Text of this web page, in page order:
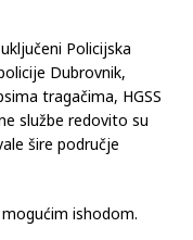
Policijska
Dubrovnik,
tragačima, HGSS
službe redovito su
šire područje
ishodom.